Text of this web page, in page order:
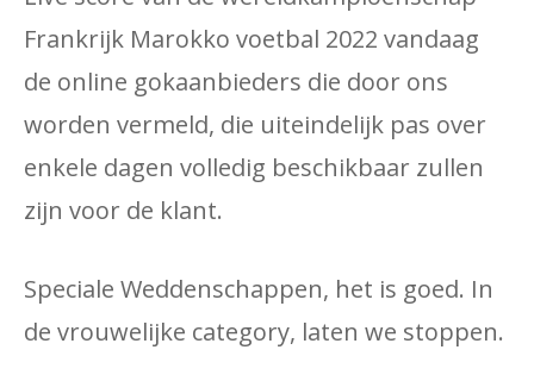
Frankrijk Marokko voetbal 2022 vandaag
de online gokaanbieders die door ons
worden vermeld, die uiteindelijk pas over
enkele dagen volledig beschikbaar zullen
zijn voor de klant.
Speciale Weddenschappen, het is goed. In
de vrouwelijke category, laten we stoppen.